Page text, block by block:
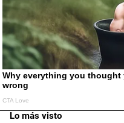
Lo más visto